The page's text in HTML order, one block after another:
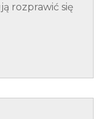
rozprawić się